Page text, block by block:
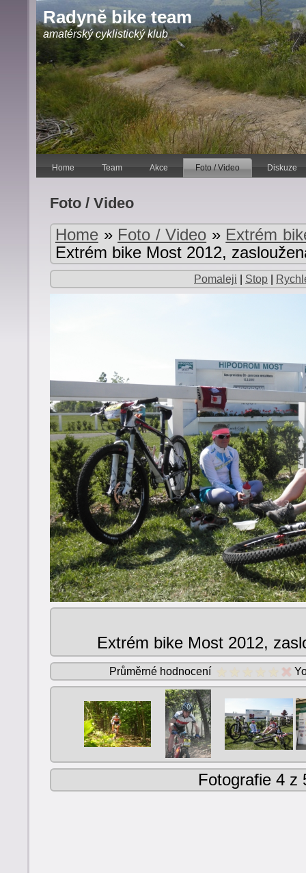
Radyně bike team
amatérský cyklistický klub
Home Team Akce Foto / Video Diskuze
Foto / Video
Home » Foto / Video » Extrém
Extrém bike Most 2012,
Pomaleji Stop
Extrém bike Most 2012,
Průměrné hodnocení
Fotografie 4 z